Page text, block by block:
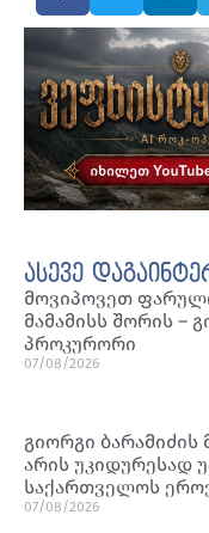
ასევე
მოვიპოვეთ
მამამისს შორის –
პროკურორი
07/08/2026
გიორგი ბარამიძის
არის უკიდურესად
საქართველოს
07/08/2026